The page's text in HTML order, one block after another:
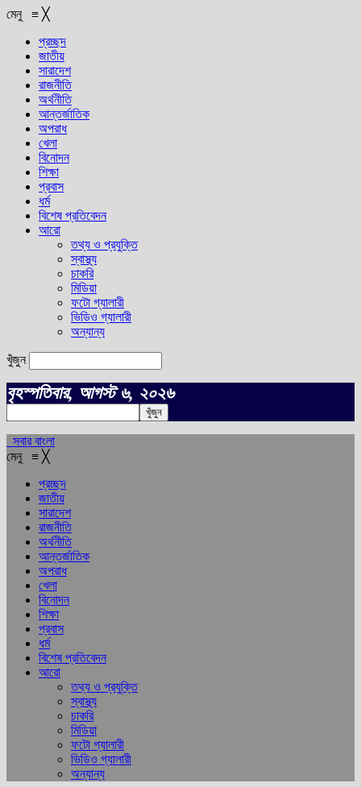
মেনু ≡ ╳
প্রচ্ছদ
জাতীয়
সারাদেশ
রাজনীতি
অর্থনীতি
আন্তর্জাতিক
অপরাধ
খেলা
বিনোদন
শিক্ষা
প্রবাস
ধর্ম
বিশেষ প্রতিবেদন
আরো
তথ্য ও প্রযুক্তি
স্বাস্থ্য
চাকরি
মিডিয়া
ফটো গ্যালারী
ভিডিও গ্যালারী
অন্যান্য
খুঁজুন
বৃহস্পতিবার, আগস্ট ৬, ২০২৬
সবার বাংলা
মেনু ≡ ╳
প্রচ্ছদ
জাতীয়
সারাদেশ
রাজনীতি
অর্থনীতি
আন্তর্জাতিক
অপরাধ
খেলা
বিনোদন
শিক্ষা
প্রবাস
ধর্ম
বিশেষ প্রতিবেদন
আরো
তথ্য ও প্রযুক্তি
স্বাস্থ্য
চাকরি
মিডিয়া
ফটো গ্যালারী
ভিডিও গ্যালারী
অন্যান্য